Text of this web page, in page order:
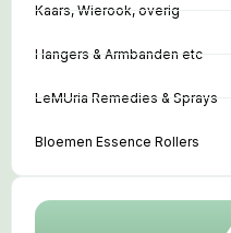
Kaars, Wierook, overig
Hangers & Armbanden etc
LeMUria Remedies & Sprays
Bloemen Essence Rollers